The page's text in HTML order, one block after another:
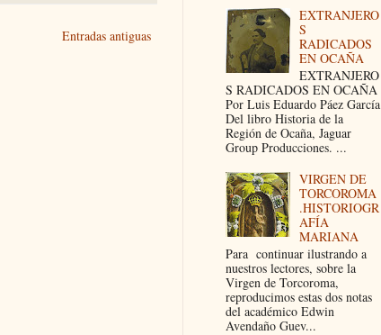
Entradas antiguas
EXTRANJERO
S
RADICADOS
EN OCAÑA
EXTRANJERO
S RADICADOS EN OCAÑA
Por Luis Eduardo Páez García
Del libro Historia de la
Región de Ocaña, Jaguar
Group Producciones. ...
VIRGEN DE
TORCOROMA
.HISTORIOGR
AFÍA
MARIANA
Para continuar ilustrando a
nuestros lectores, sobre la
Virgen de Torcoroma,
reproducimos estas dos notas
del académico Edwin
Avendaño Guev...